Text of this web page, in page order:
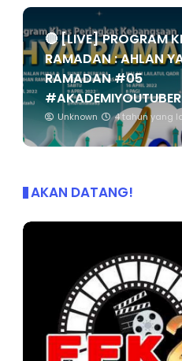
🔴 [LIVE] PROGRAM
RAMADAN : AHLAN
RAMADAN #05
#AKADEMIYOUTUBER
Unknown 4 tahun yang
AKAN DATANG!